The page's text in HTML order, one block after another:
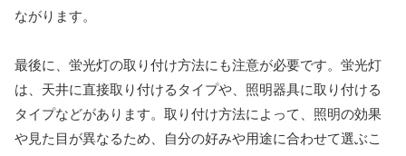
ながります。
最後に、蛍光灯の取り付け方法にも注意が必要です。蛍光灯
は、天井に直接取り付けるタイプや、照明器具に取り付ける
タイプなどがあります。取り付け方法によって、照明の効果
や見た目が異なるため、自分の好みや用途に合わせて選ぶこ